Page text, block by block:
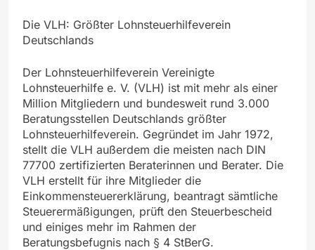
Die VLH: Größter Lohnsteuerhilfeverein
Deutschlands
Der Lohnsteuerhilfeverein Vereinigte
Lohnsteuerhilfe e. V. (VLH) ist mit mehr als einer
Million Mitgliedern und bundesweit rund 3.000
Beratungsstellen Deutschlands größter
Lohnsteuerhilfeverein. Gegründet im Jahr 1972,
stellt die VLH außerdem die meisten nach DIN
77700 zertifizierten Beraterinnen und Berater. Die
VLH erstellt für ihre Mitglieder die
Einkommensteuererklärung, beantragt sämtliche
Steuerermäßigungen, prüft den Steuerbescheid
und einiges mehr im Rahmen der
Beratungsbefugnis nach § 4 StBerG.